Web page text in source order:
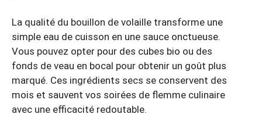
La qualité du bouillon de volaille transforme une
simple eau de cuisson en une sauce onctueuse.
Vous pouvez opter pour des cubes bio ou des
fonds de veau en bocal pour obtenir un goût plus
marqué. Ces ingrédients secs se conservent des
mois et sauvent vos soirées de flemme culinaire
avec une efficacité redoutable.